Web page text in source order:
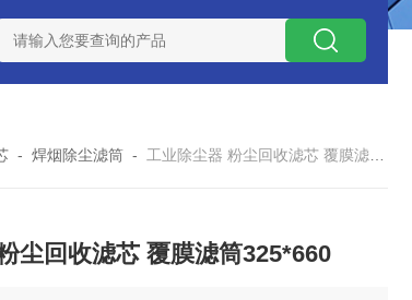
除尘滤芯 电焊车间 六耳快拆除尘滤筒 环保排放达
-焊烟除尘滤筒 - 工业除尘器 粉尘回收滤芯 覆膜滤筒325*660
尘回收滤芯 覆膜滤筒325*660